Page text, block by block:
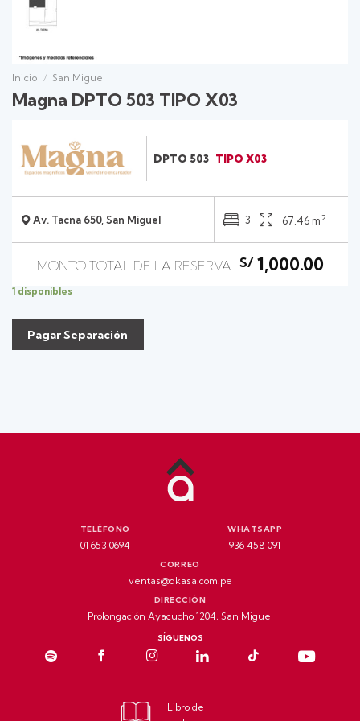
Inicio / San Miguel
Magna DPTO 503 TIPO X03
DPTO 503 TIPO X03
Av. Tacna 650, San Miguel 3 67.46 m2
S/1,000.00
1 disponibles
Pagar Separación
TELÉFONO
01 653 0694
WHATSAPP
936 458 091
CORREO
ventas@dkasa.com.pe
DIRECCIÓN
Prolongación Ayacucho 1204, San Miguel
SÍGUENOS
Libro de